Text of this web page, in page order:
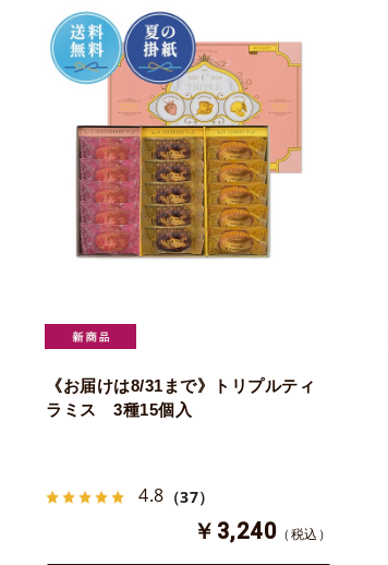
《お届けは8/31まで》トリプルティ
ラミス 3種15個入
4.8 （37）
￥3,240 （税込）